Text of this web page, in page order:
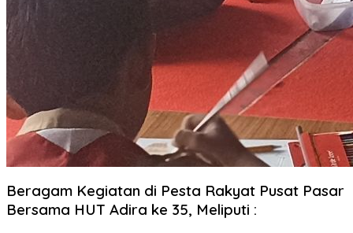
Beragam Kegiatan di Pesta Rakyat Pusat Pasar
Bersama HUT Adira ke 35, Meliputi :